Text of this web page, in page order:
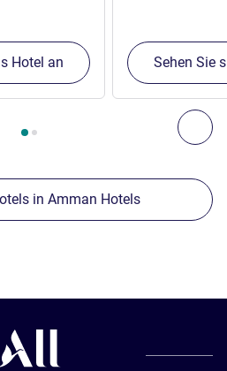
Etablissements in der Nähe
Etablissements in der Nähe
Hotel an Sehen Sie
in Amman Hotels